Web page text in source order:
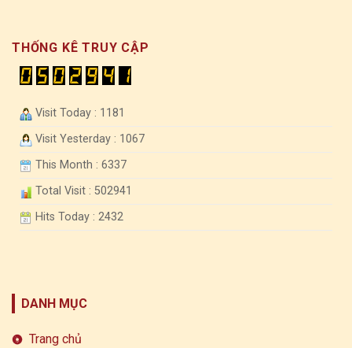
THỐNG KÊ TRUY CẬP
Visit Today : 1181
Visit Yesterday : 1067
This Month : 6337
Total Visit : 502941
Hits Today : 2432
DANH MỤC
Trang chủ